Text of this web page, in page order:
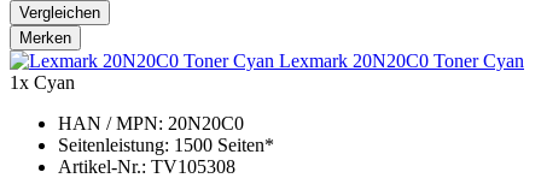
Vergleichen
Merken
Lexmark 20N20C0 Toner Cyan
1x Cyan
HAN / MPN: 20N20C0
Seitenleistung: 1500 Seiten*
Artikel-Nr.: TV105308